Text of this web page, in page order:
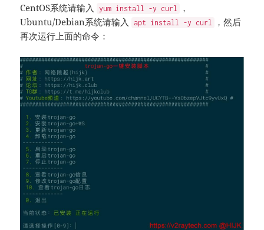
CentOS系统请输入
yum install -y curl
，
Ubuntu/Debian系统请输入
apt install -y curl
，然后
再次运行上面的命令：